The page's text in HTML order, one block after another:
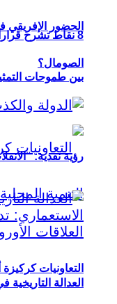
الحضور الإفريقي
بين طموحات
التعاونيات
8 نقاط تشرح
الصومال؟
رؤية نقدية:
العدالة